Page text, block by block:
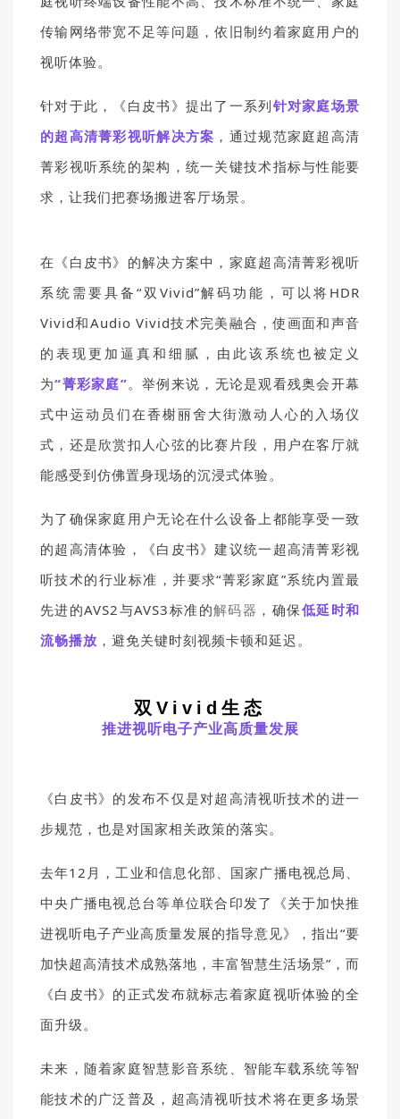
传输网络带宽不足等问题，依旧制约着家庭用户的
视听体验。
针对于此，《白皮书》提出了一系列针对家庭场景
的超高清菁彩视听解决方案 ，通过规范家庭超高清
菁彩视听系统的架构，统一关键技术指标与性能要
求，让我们把赛场搬进客厅场景。
在《白皮书》的解决方案中，家庭超高清菁彩视听
系统需要具备“双Vivid”解码功能，可以将HDR
Vivid和Audio Vivid技术完美融合，使画面和声音
的表现更加逼真和细腻，由此该系统也被定义
为“菁彩家庭”。举例来说，无论是观看残奥会开幕
式中运动员们在香榭丽舍大街激动人心的入场仪
式，还是欣赏扣人心弦的比赛片段，用户在客厅就
能感受到仿佛置身现场的沉浸式体验。
为了确保家庭用户无论在什么设备上都能享受一致
的超高清体验，《白皮书》建议统一超高清菁彩视
听技术的行业标准，并要求“菁彩家庭”系统内置最
先进的AVS2与AVS3标准的解码器 ，确保低延时和
流畅播放 ，避免关键时刻视频卡顿和延迟。
双Vivid生态
推进视听电子产业高质量发展
《白皮书》的发布不仅是对超高清视听技术的进一
步规范，也是对国家相关政策的落实。
去年12月，工业和信息化部、国家广播电视总局、
中央广播电视总台等单位联合印发了《关于加快推
进视听电子产业高质量发展的指导意见》，指出“要
加快超高清技术成熟落地，丰富智慧生活场景”，而
《白皮书》的正式发布就标志着家庭视听体验的全
面升级。
未来，随着家庭智慧影音系统、智能车载系统等智
能技术的广泛普及，超高清视听技术将在更多场景